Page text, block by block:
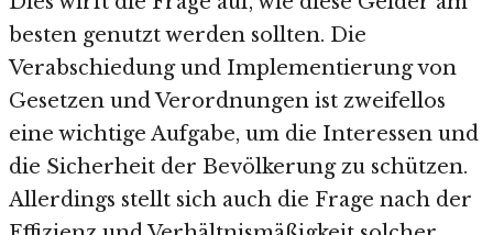
besten genutzt werden sollten. Die
Verabschiedung und Implementierung von
Gesetzen und Verordnungen ist zweifellos
eine wichtige Aufgabe, um die Interessen und
die Sicherheit der Bevölkerung zu schützen.
Allerdings stellt sich auch die Frage nach der